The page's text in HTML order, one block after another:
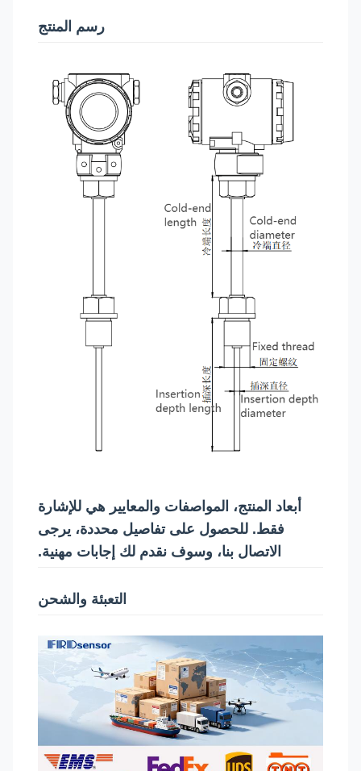
رسم المنتج
أبعاد المنتج، المواصفات والمعايير هي للإشارة
فقط. للحصول على تفاصيل محددة، يرجى
الاتصال بنا، وسوف نقدم لك إجابات مهنية.
التعبئة والشحن